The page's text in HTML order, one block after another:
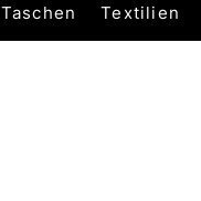
Taschen Textilien